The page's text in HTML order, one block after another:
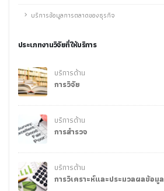
บริการข้อมูลการตลาดของธุรกิจ
ประเภทงานวิจัยที่ให้บริการ
บริการด้าน
การวิจัย
บริการด้าน
การสำรวจ
บริการด้าน
การวิเคราะห์และประมวลผลข้อมูล